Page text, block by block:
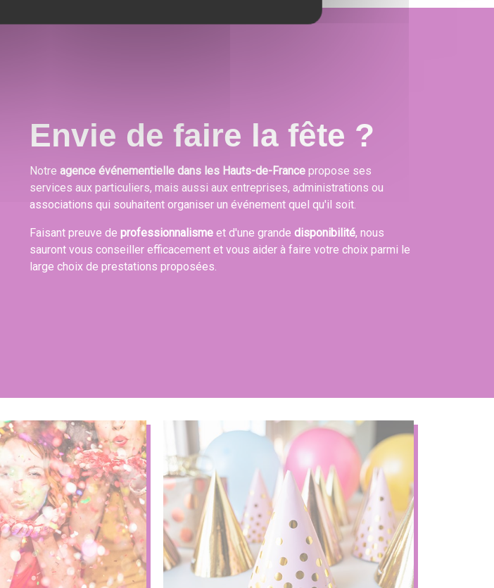
Envie de faire la fête ?
Notre agence événementielle dans les Hauts-de-France propose ses
services aux particuliers, mais aussi aux entreprises, administrations ou
associations qui souhaitent organiser un événement quel qu'il soit.
Faisant preuve de professionnalisme et d'une grande disponibilité, nous
sauront vous conseiller efficacement et vous aider à faire votre choix parmi le
large choix de prestations proposées.